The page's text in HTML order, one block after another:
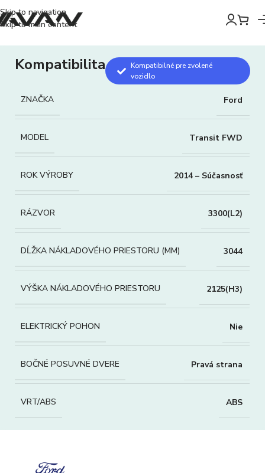
Skip to navigation
Skip to main content
Kompatibilita
Kompatibilné pre zvolené
vozidlo
ZNAČKA Ford
MODEL Transit FWD
ROK VÝROBY 2014 – Súčasnosť
RÁZVOR 3300(L2)
DĹŽKA NÁKLADOVÉHO PRIESTORU (MM) 3044
VÝŠKA NÁKLADOVÉHO PRIESTORU 2125(H3)
ELEKTRICKÝ POHON Nie
BOČNÉ POSUVNÉ DVERE Pravá strana
VRT/ABS ABS